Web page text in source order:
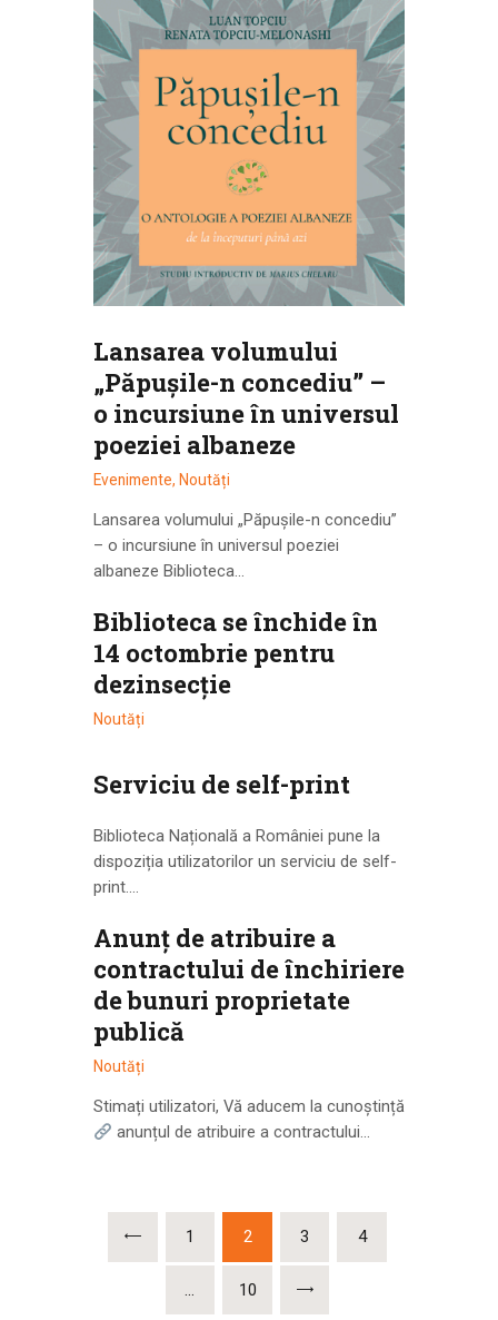
Lansarea volumului
„Păpușile-n concediu” –
o incursiune în universul
poeziei albaneze
Evenimente, Noutăți
Lansarea volumului „Păpușile-n concediu”
– o incursiune în universul poeziei
albaneze Biblioteca…
Biblioteca se închide în
14 octombrie pentru
dezinsecție
Noutăți
Serviciu de self-print
Biblioteca Națională a României pune la
dispoziția utilizatorilor un serviciu de self-
print.…
Anunț de atribuire a
contractului de închiriere
de bunuri proprietate
publică
Noutăți
Stimați utilizatori, Vă aducem la cunoștință
anunțul de atribuire a contractului…
1 2 3 4
… 10
>